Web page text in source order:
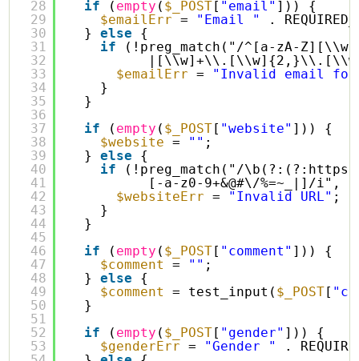
28
29
30
31
32
33
34
35
36
37
38
39
40
41
42
43
44
45
46
47
48
49
50
51
52
53
if
( empty ( $_POST[ "email" ])) {
$emailErr
= "Email "
.
} else
{
if
(!preg_match("/^[a-zA-
$emailErr
= "Invalid email
}
}
if
( empty ( $_POST[ "website" ])) {
$website
= "" ;
} else
{
if
(!preg_match("/
[-a-z0-9+&@#\/%=~_|]/i",
$websiteErr
= "Invalid URL" ;
}
}
if
( empty ( $_POST[ "comment" ])) {
$comment
= "" ;
} else
{
$comment
= test_input( $_POST[
}
if
( empty ( $_POST[ "gender" ])) {
$genderErr
= "Gender "
.